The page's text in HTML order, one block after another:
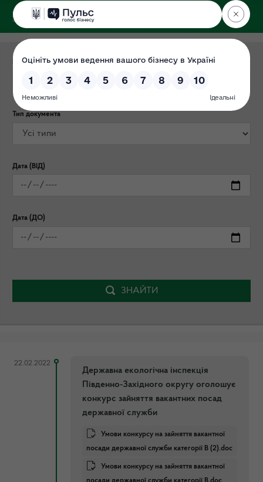
ДЕРЖЕКОІНСПЕКЦІЯ
Категорія публікації
Тип документа
Дата (ВІД)
Дата (ДО)
ЗНАЙТИ
22.02.2022
Державна екологічна інспекція
Південно-Західного округу оголошує
конкурс зайняття вакантних посад
державної служби
Умови конкурсу на зайняття вакантної
посади державної служби категорії В (2).doc
Умови конкурсу на зайняття вакантної